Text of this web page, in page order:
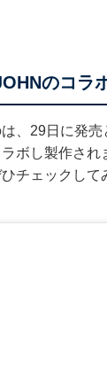
のコラ
、29日に発
ボし製作さ
チェックして